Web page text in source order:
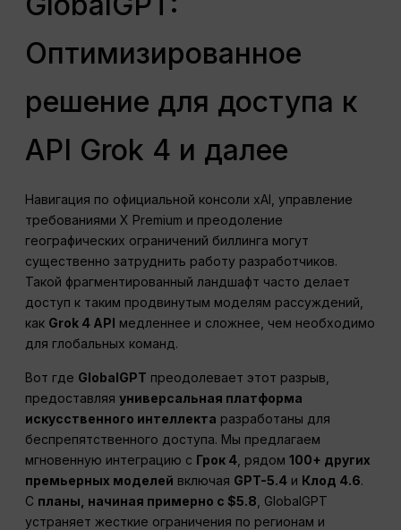
Оптимизированное
решение для доступа к
API Grok 4 и далее
Навигация по официальной консоли xAI, управление
требованиями X Premium и преодоление
географических ограничений биллинга могут
существенно затруднить работу разработчиков.
Такой фрагментированный ландшафт часто делает
доступ к таким продвинутым моделям рассуждений,
как Grok 4 API медленнее и сложнее, чем необходимо
для глобальных команд.
Вот где GlobalGPT преодолевает этот разрыв,
предоставляяуниверсальная платформа
искусственного интеллекта разработаны для
беспрепятственного доступа. Мы предлагаем
мгновенную интеграцию с Грок 4 , рядом100+ других
премьерных моделей включая GPT-5.4 и Клод 4.6.
С планы, начиная примерно с $5.8 , GlobalGPT
устраняет жесткие ограничения по регионам и